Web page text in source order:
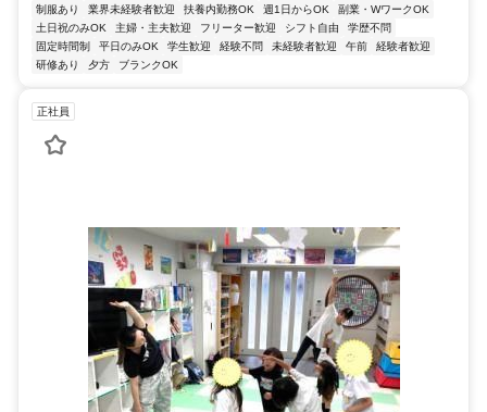
制服あり 業界未経験者歓迎 扶養内勤務OK 週1日からOK
副業・WワークOK
土日祝のみOK
主婦・主夫歓迎 フリーター歓迎 シフト自由
学歴不問
固定時間制
平日のみOK 学生歓迎 経験不問 未経験者歓迎 午前
経験者歓迎
研修あり
夕方 ブランクOK
正社員